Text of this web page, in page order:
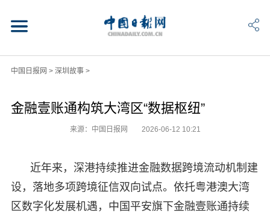
中国日报网 > 深圳故事>
金融壹账通构筑大湾区“数据枢纽”
来源：中国日报网 2026-06-12 10:21
近年来，深港持续推进金融数据跨境流动机制建
设，落地多项跨境征信双向试点。依托粤港澳大湾
区数字化发展机遇，中国平安旗下金融壹账通持续